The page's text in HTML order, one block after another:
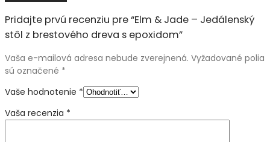
Pridajte prvú recenziu pre “Elm & Jade – Jedálenský
stôl z brestového dreva s epoxidom”
Vaša e-mailová adresa nebude zverejnená. Vyžadované polia
sú označené *
Vaše hodnotenie *
Vaša recenzia *